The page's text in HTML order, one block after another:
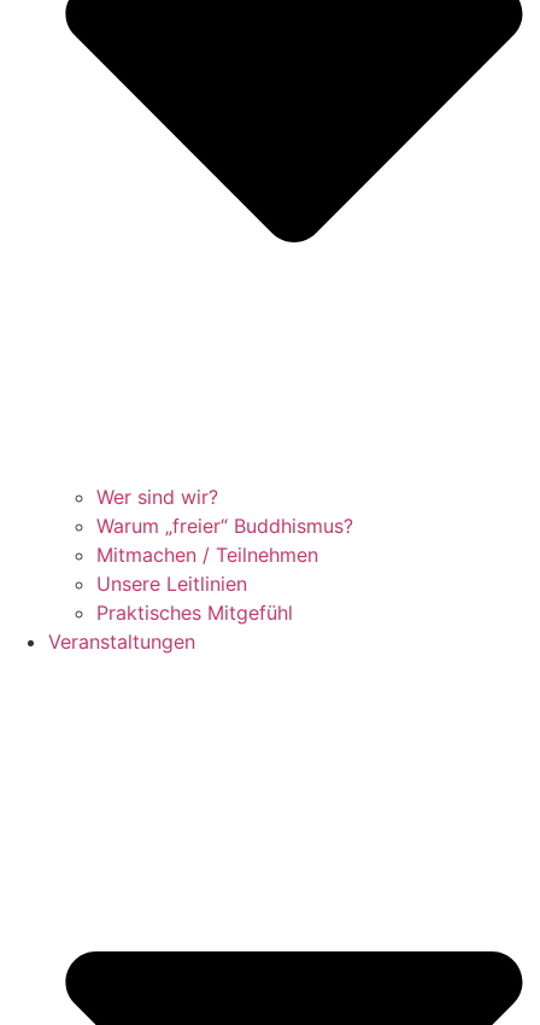
Wer sind wir?
Warum „freier“ Buddhismus?
Mitmachen / Teilnehmen
Unsere Leitlinien
Praktisches Mitgefühl
Veranstaltungen